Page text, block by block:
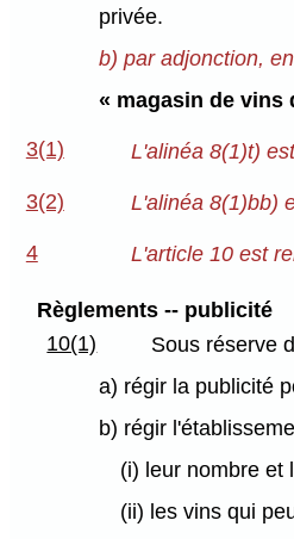
privée.
b) par adjonction,
« magasin de vins
3(1) L'alinéa 8(1)t)
3(2) L'alinéa 8(1)bb)
4 L'article 10 est
Règlements -- publicité
10(1)
Sous réserve
a) régir la publicité
b) régir
(i) leur nombre et
(ii) les vins qui